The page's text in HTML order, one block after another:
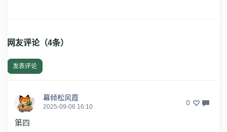
网友评论（4条）
发表评论
幕倾松风霞
2025-09-06 16:10 0
第四